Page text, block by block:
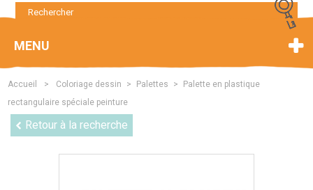
MENU
Accueil > Coloriage dessin > Palettes >
Palette en plastique
rectangulaire spéciale peinture
Retour à la recherche